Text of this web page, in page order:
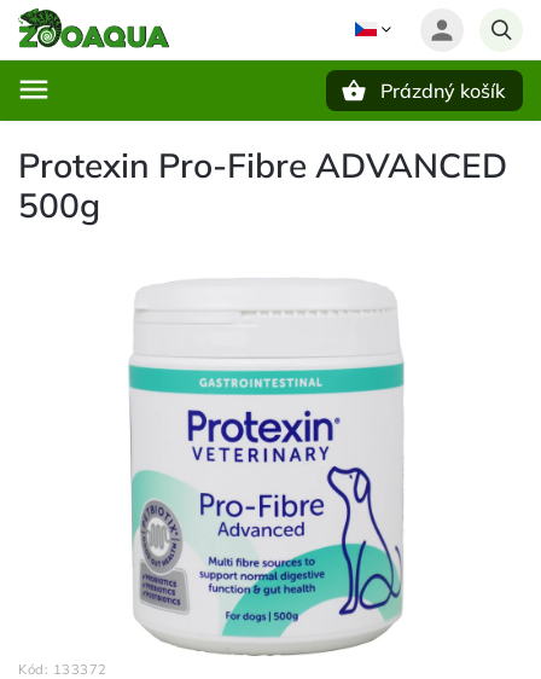
Prázdný košík
Protexin Pro-Fibre ADVANCED
500g
Kód: 133372